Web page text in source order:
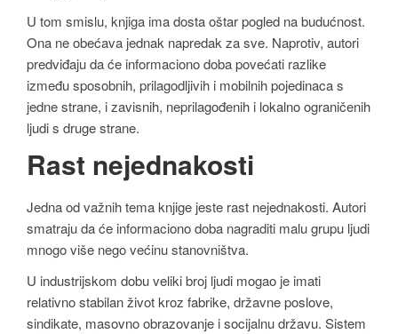
U tom smislu, knjiga ima dosta oštar pogled na budućnost.
Ona ne obećava jednak napredak za sve. Naprotiv, autori
predviđaju da će informaciono doba povećati razlike
između sposobnih, prilagodljivih i mobilnih pojedinaca s
jedne strane, i zavisnih, neprilagođenih i lokalno ograničenih
ljudi s druge strane.
Rast nejednakosti
Jedna od važnih tema knjige jeste rast nejednakosti. Autori
smatraju da će informaciono doba nagraditi malu grupu ljudi
mnogo više nego većinu stanovništva.
U industrijskom dobu veliki broj ljudi mogao je imati
relativno stabilan život kroz fabrike, državne poslove,
sindikate, masovno obrazovanje i socijalnu državu. Sistem